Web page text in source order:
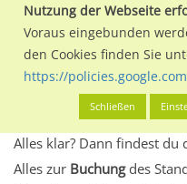
aktuelle
kannst du dich schon vor
Standort, seine Reichweite
eventuelle
Werbeinhalten informieren.
Alles klar? Dann findest du
Alles zur Buchungdes
Nutzung der Webseite
Voraus eingebunden
den Cookies finden Sie
https://
Schließen